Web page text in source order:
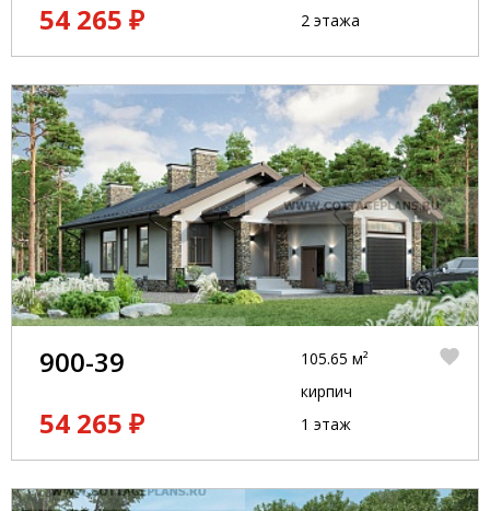
54 265 ₽
2 этажа
900-39
54 265 ₽
105.65 м²
кирпич
1 этаж